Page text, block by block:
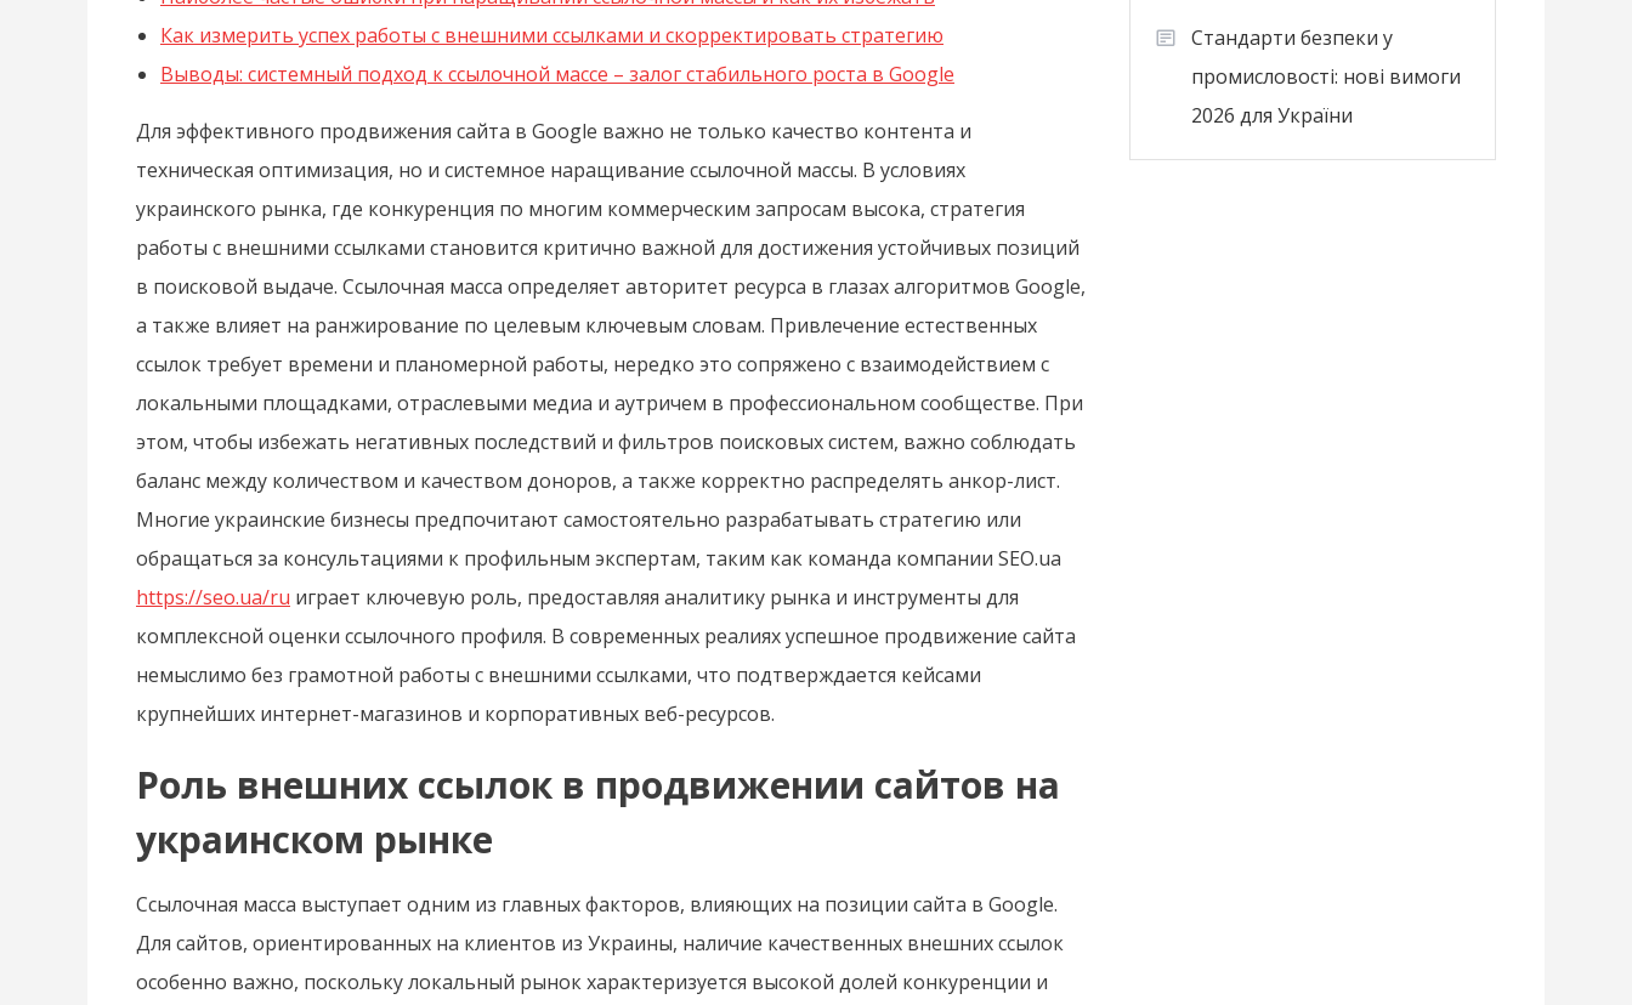
Как измерить успех работы с внешними ссылками и скорректировать стратегию
Выводы: системный подход к ссылочной массе – залог стабильного роста в Google
Для эффективного продвижения сайта в Google важно не только качество контента и
техническая оптимизация, но и системное наращивание ссылочной массы. В условиях
украинского рынка, где конкуренция по многим коммерческим запросам высока, стратегия
работы с внешними ссылками становится критично важной для достижения устойчивых позиций
в поисковой выдаче. Ссылочная масса определяет авторитет ресурса в глазах алгоритмов Google,
а также влияет на ранжирование по целевым ключевым словам. Привлечение естественных
ссылок требует времени и планомерной работы, нередко это сопряжено с взаимодействием с
локальными площадками, отраслевыми медиа и аутричем в профессиональном сообществе. При
этом, чтобы избежать негативных последствий и фильтров поисковых систем, важно соблюдать
баланс между количеством и качеством доноров, а также корректно распределять анкор-лист.
Многие украинские бизнесы предпочитают самостоятельно разрабатывать стратегию или
обращаться за консультациями к профильным экспертам, таким как команда компании SEO.ua
https://seo.ua/ru играет ключевую роль, предоставляя аналитику рынка и инструменты для
комплексной оценки ссылочного профиля. В современных реалиях успешное продвижение сайта
немыслимо без грамотной работы с внешними ссылками, что подтверждается кейсами
крупнейших интернет-магазинов и корпоративных веб-ресурсов.
Роль внешних ссылок в продвижении сайтов на
украинском рынке
Ссылочная масса выступает одним из главных факторов, влияющих на позиции сайта в Google.
Для сайтов, ориентированных на клиентов из Украины, наличие качественных внешних ссылок
особенно важно, поскольку локальный рынок характеризуется высокой долей конкуренции и
Стандарти безпеки у
промисловості: нові вимоги
2026 для України